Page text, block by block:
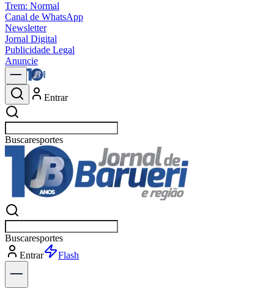
Trem: Normal
Canal de WhatsApp
Newsletter
Jornal Digital
Publicidade Legal
Anuncie
Entrar
Buscarpolítica
Buscarpolítica
Entrar
Explorar